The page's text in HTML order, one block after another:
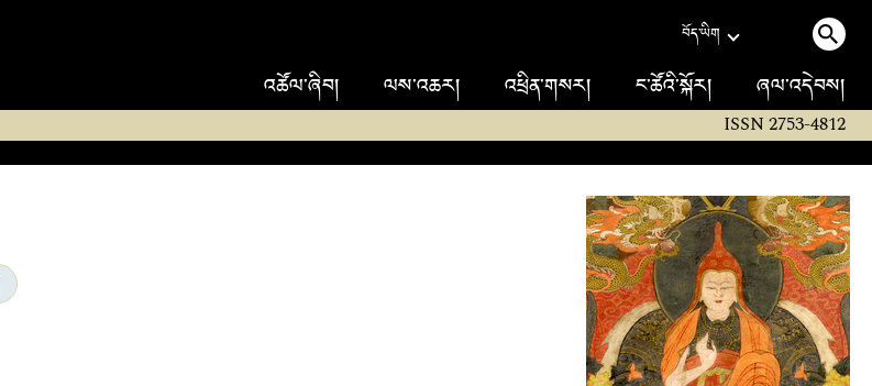
བོད་ཡིག
འཚོལ་ཞིབ། ལས་འཆར། འཕྲིན་གསར། ང་ཚོའི་སྐོར། ཞལ་འདེབས།
ISSN 2753-4812